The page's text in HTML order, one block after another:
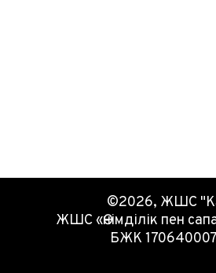
©2026, ЖШС
ЖШС «Өнімділік пен
БЖК